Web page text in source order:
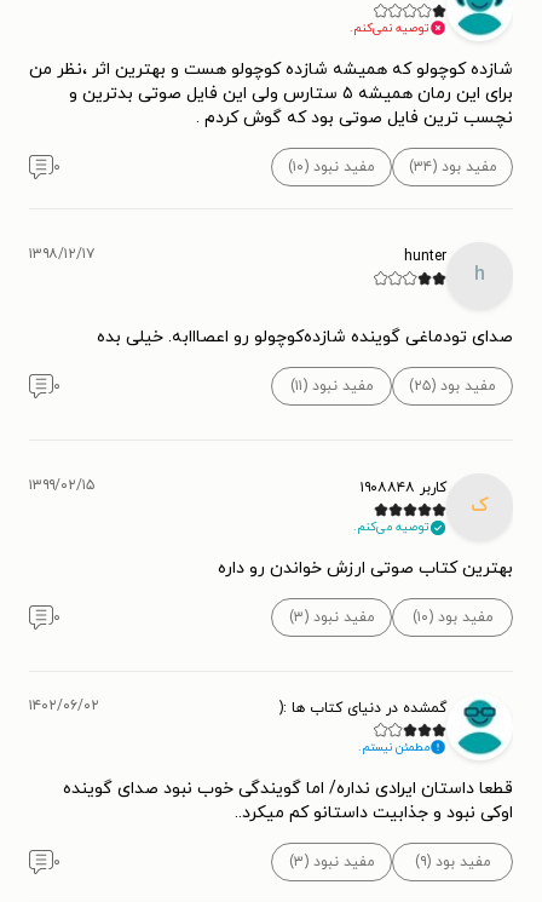
توصیه نمی‌کنم.
شازده کوچولو که همیشه شازده کوچولو هست و بهترین اثر ،نظر من
برای این رمان همیشه ۵ ستارس ولی این فایل صوتی بدترین و
نچسب ترین فایل صوتی بود که گوش کردم .
مفید بود (۳۴) مفید نبود (۱۰) ۰
h
hunter ۱۳۹۸/۱۲/۱۷
صدای تودماغی گوینده شازده‌کوچولو رو اعصااابه. خیلی بده
مفید بود (۲۵) مفید نبود (۱۱) ۰
ک
کاربر ۱۹۰۸۸۴۸
توصیه می‌کنم.
۱۳۹۹/۰۲/۱۵
بهترین کتاب صوتی ارزش خواندن رو داره
مفید بود (۱۰) مفید نبود (۳) ۰
گمشده در دنیای کتاب ها :(
مطمئن نیستم.
۱۴۰۲/۰۶/۰۲
قطعا داستان ایرادی نداره/ اما گویندگی خوب نبود صدای گوینده
اوکی نبود و جذابیت داستانو کم میکرد..
مفید بود (۹) مفید نبود (۳) ۰